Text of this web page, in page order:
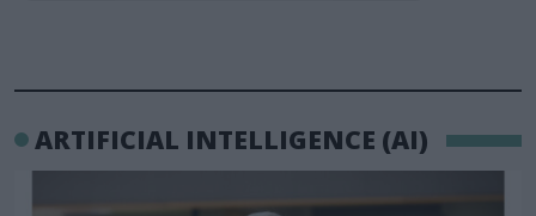
ARTIFICIAL INTELLIGENCE (AI)